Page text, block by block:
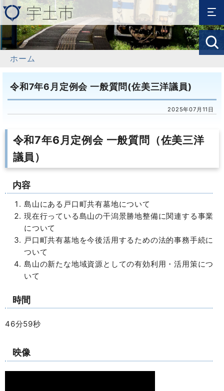
ホーム
令和7年6月定例会 一般質問(佐美三洋議員)
2025年07月11日
令和7年6月定例会 一般質問（佐美三洋
議員）
内容
島山にある戸口町共有墓地について
現在行っている島山の干潟景勝地整備に関連する事業
について
戸口町共有墓地を今後活用するための法的事務手続に
ついて
島山の新たな地域資源としての有効利用・活用策につ
いて
時間
46分59秒
映像